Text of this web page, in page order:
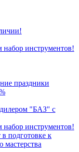
инструментов!
праздники
"БАЗ" с
инструментов!
подготовке к
мастерства